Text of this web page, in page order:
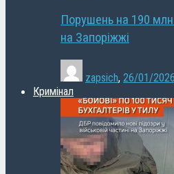
Порушень на 190
на Запоріжжі
zapsich, 26/01/2026
Кримінал